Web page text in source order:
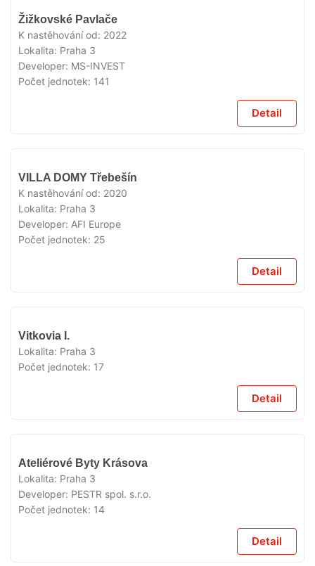
Žižkovské Pavlače
K nastěhování od: 2022
Lokalita: Praha 3
Developer: MS-INVEST
Počet jednotek: 141
Detail
VILLA DOMY Třebešín
K nastěhování od: 2020
Lokalita: Praha 3
Developer: AFI Europe
Počet jednotek: 25
Detail
Vitkovia I.
Lokalita: Praha 3
Počet jednotek: 17
Detail
Ateliérové Byty Krásova
Lokalita: Praha 3
Developer: PESTR spol. s.r.o.
Počet jednotek: 14
Detail